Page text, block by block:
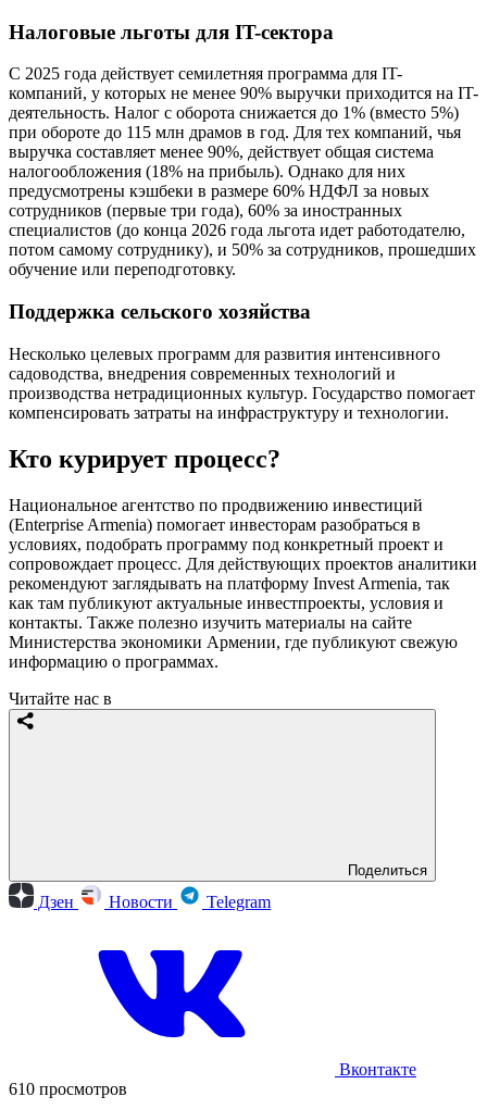
Налоговые льготы для IT-сектора
С 2025 года действует семилетняя программа для IT-
компаний, у которых не менее 90% выручки приходится на IT-
деятельность. Налог с оборота снижается до 1% (вместо 5%)
при обороте до 115 млн драмов в год. Для тех компаний, чья
выручка составляет менее 90%, действует общая система
налогообложения (18% на прибыль). Однако для них
предусмотрены кэшбеки в размере 60% НДФЛ за новых
сотрудников (первые три года), 60% за иностранных
специалистов (до конца 2026 года льгота идет работодателю,
потом самому сотруднику), и 50% за сотрудников, прошедших
обучение или переподготовку.
Поддержка сельского хозяйства
Несколько целевых программ для развития интенсивного
садоводства, внедрения современных технологий и
производства нетрадиционных культур. Государство помогает
компенсировать затраты на инфраструктуру и технологии.
Кто курирует процесс?
Национальное агентство по продвижению инвестиций
(Enterprise Armenia) помогает инвесторам разобраться в
условиях, подобрать программу под конкретный проект и
сопровождает процесс. Для действующих проектов аналитики
рекомендуют заглядывать на платформу Invest Armenia, так
как там публикуют актуальные инвестпроекты, условия и
контакты. Также полезно изучить материалы на сайте
Министерства экономики Армении, где публикуют свежую
информацию о программах.
Читайте нас в
Поделиться
Дзен Новости Telegram
Вконтакте
610 просмотров